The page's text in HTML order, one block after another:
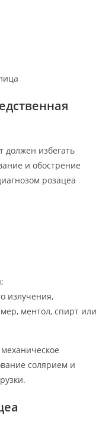
должен избегать
и обострение
розацеа
излучения,
ментол, спирт или
солярием и